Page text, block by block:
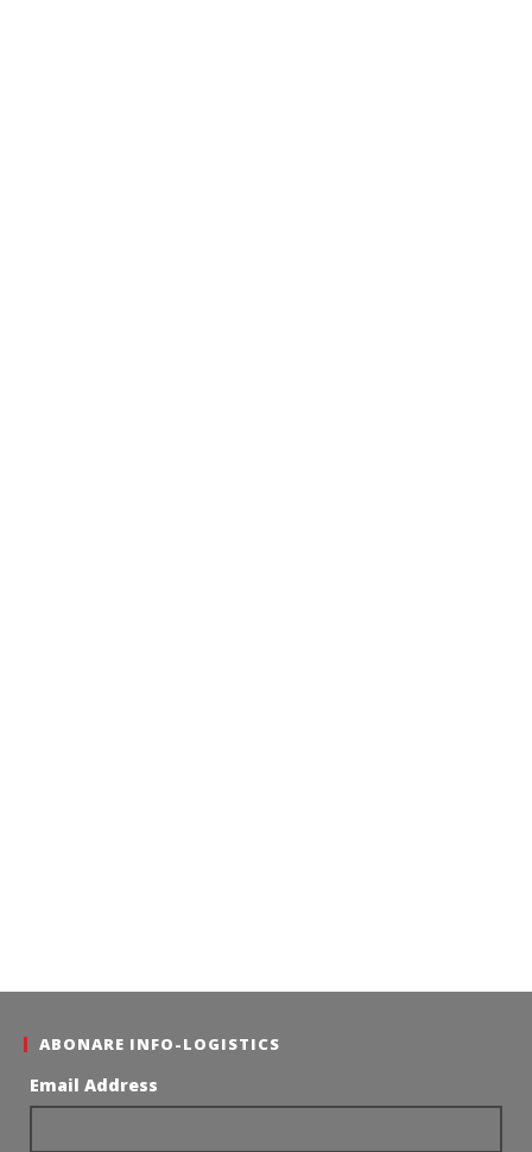
ABONARE INFO-LOGISTICS
Email Address